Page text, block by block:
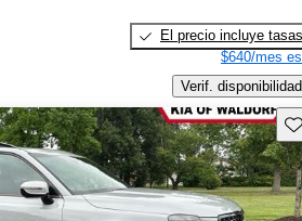
El precio incluye tasas
$640/mes
Verif. disponibilidad